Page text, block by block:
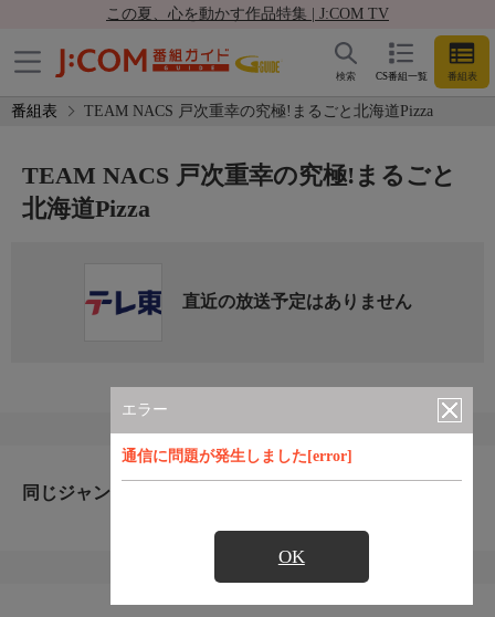
この夏、心を動かす作品特集 | J:COM TV
CS番組一覧 番組表
検索
番組表 TEAM NACS 戸次重幸の究極!まるごと北海道Pizza
エラー
通信に問題が発生しました[error]
OK
TEAM NACS 戸次重幸の究極!まるごと
北海道Pizza
直近の放送予定はありません
同じジャンルのおすすめ番組